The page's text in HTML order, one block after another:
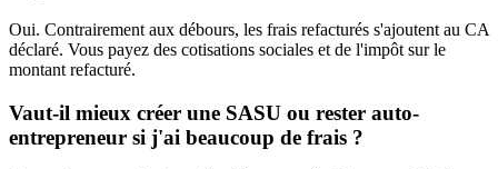
Oui. Contrairement aux débours, les frais refacturés s'ajoutent au CA
déclaré. Vous payez des cotisations sociales et de l'impôt sur le
montant refacturé.
Vaut-il mieux créer une SASU ou rester auto-
entrepreneur si j'ai beaucoup de frais ?